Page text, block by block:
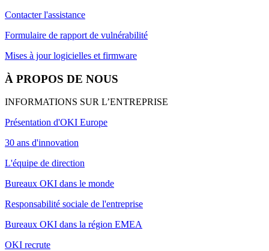
Contacter l'assistance
Formulaire de rapport de vulnérabilité
Mises à jour logicielles et firmware
À PROPOS DE NOUS
INFORMATIONS SUR L’ENTREPRISE
Présentation d'OKI Europe
30 ans d'innovation
L'équipe de direction
Bureaux OKI dans le monde
Responsabilité sociale de l'entreprise
Bureaux OKI dans la région EMEA
OKI recrute